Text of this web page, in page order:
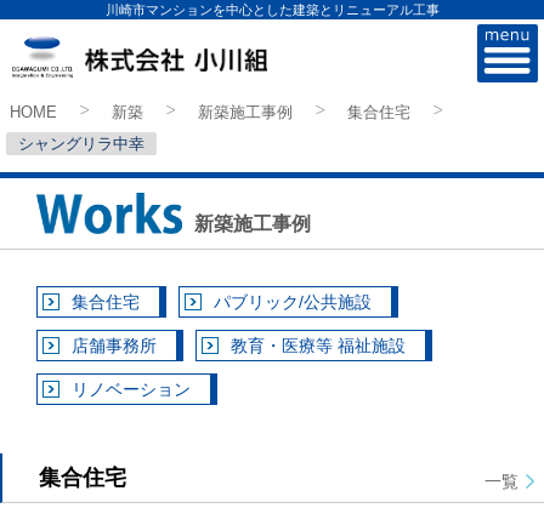
川崎市マンションを中心とした建築とリニューアル工事
HOME >新築 >新築施工事例 >
集合住宅
シャングリラ中幸
新築施工事例
集合住宅 パブリック/公共施設
店舗事務所 教育・医療等 福祉施設
リノベーション
集合住宅 一覧